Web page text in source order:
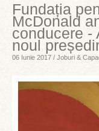
Fundația
McDonald
conducere -
noul
06 Iunie 2017 / Joburi &